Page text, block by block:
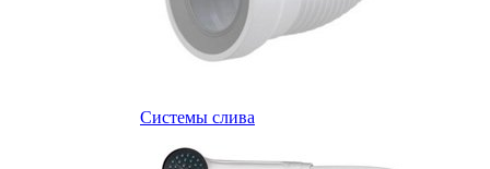
Системы слива